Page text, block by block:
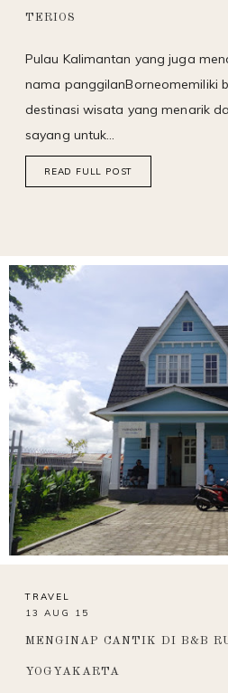
TERIOS
Pulau Kalimantan yang juga
nama panggilanBorneomemiliki
destinasi wisata yang menarik
sayang untuk…
READ FULL POST
TRAVEL
13 AUG 15
MENGINAP CANTIK DI B&B
YOGYAKARTA